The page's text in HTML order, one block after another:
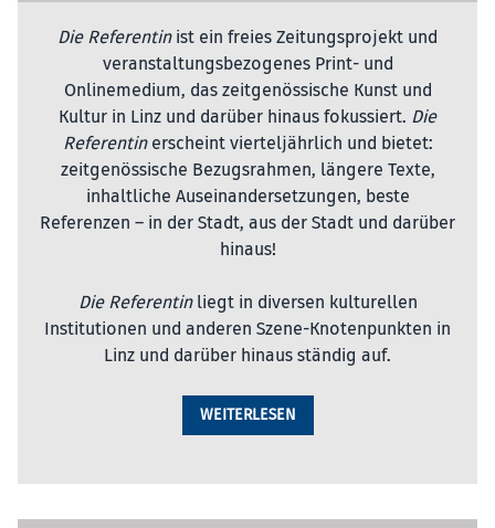
Die Referentinist ein freies Zeitungsprojekt und
veranstaltungsbezogenes Print- und
Onlinemedium, das zeitgenössische Kunst und
Kultur in Linz und darüber hinaus fokussiert. Die
Referentinerscheint vierteljährlich und bietet:
zeitgenössische Bezugsrahmen, längere Texte,
inhaltliche Auseinandersetzungen, beste
Referenzen – in der Stadt, aus der Stadt und darüber
hinaus!
Die Referentinliegt in diversen kulturellen
Institutionen und anderen Szene-Knotenpunkten in
Linz und darüber hinaus ständig auf.
WEITERLESEN